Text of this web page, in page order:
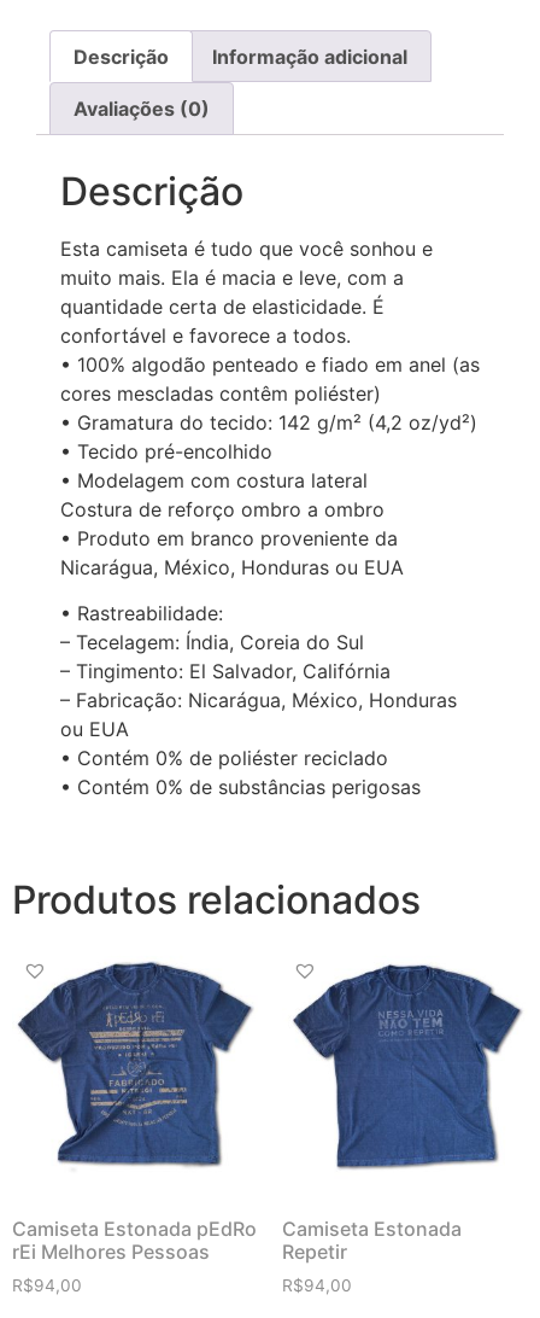
Descrição Informação adicional
Avaliações (0)
Descrição
Esta camiseta é tudo que você sonhou e
muito mais. Ela é macia e leve, com a
quantidade certa de elasticidade. É
confortável e favorece a todos.
• 100% algodão penteado e fiado em anel (as
cores mescladas contêm poliéster)
• Gramatura do tecido: 142 g/m² (4,2 oz/yd²)
• Tecido pré-encolhido
• Modelagem com costura lateral
Costura de reforço ombro a ombro
• Produto em branco proveniente da
Nicarágua, México, Honduras ou EUA
• Rastreabilidade:
– Tecelagem: Índia, Coreia do Sul
– Tingimento: El Salvador, Califórnia
– Fabricação: Nicarágua, México, Honduras
ou EUA
• Contém 0% de poliéster reciclado
• Contém 0% de substâncias perigosas
Produtos relacionados
Camiseta Estonada pEdRo
rEi Melhores Pessoas
R$94,00
Camiseta Estonada
Repetir
R$94,00